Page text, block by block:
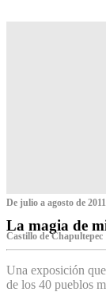
De julio a agosto de 2011
La magia de
Castillo de Chapultepec
Una exposición
de los 40 pueblos